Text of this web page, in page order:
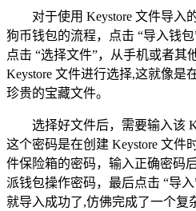
对于使用 Keystore 文件导入
狗币钱包的流程，点击 “导入钱包
点击 “选择文件”，从手机或者其
Keystore 文件进行选择,这就像是
珍贵的宝藏文件。
选择好文件后，需要输入该
这个密码是在创建 Keystore 文件
件保险箱的密码，输入正确密码
派钱包操作密码，最后点击 “导
就导入成功了,仿佛完成了一个复